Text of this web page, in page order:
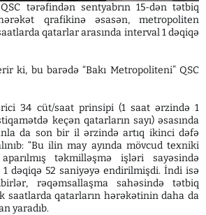
tərəfindən sentyabrın 15-dən tətbiq
qrafikinə əsasən, metropoliten
qatarlar arasında interval 1 dəqiqə
ki, bu barədə “Bakı Metropoliteni” QSC
34 cüt/saat prinsipi (1 saat ərzində 1
keçən qatarların sayı) əsasında
da son bir il ərzində artıq ikinci dəfə
“Bu ilin may ayında mövcud texniki
təkmilləşmə işləri sayəsində
dəqiqə 52 saniyəyə endirilmişdi. İndi isə
rəqəmsallaşma sahəsində tətbiq
saatlarda qatarların hərəkətinin daha da
yaradıb.